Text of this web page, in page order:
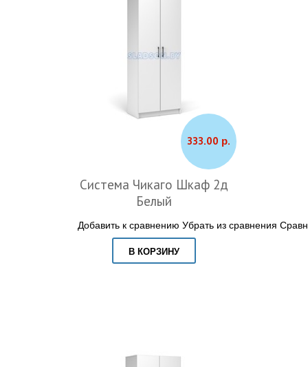
333.00 р.
Система Чикаго Шкаф 2д
Белый
Добавить к сравнению Убрать из сравнения
В КОРЗИНУ